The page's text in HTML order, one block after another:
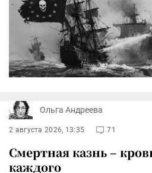
Ольга Андреева
2 августа 2026, 13:35 71
Смертная казнь –
каждого